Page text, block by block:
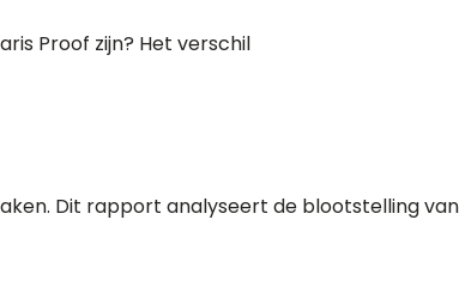
Proof zijn? Het verschil
Dit rapport analyseert de blootstelling van